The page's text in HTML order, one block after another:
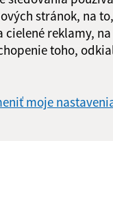
stránok, na
reklamy,
toho,
moje